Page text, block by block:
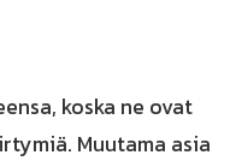
koska ne ovat
Muutama asia